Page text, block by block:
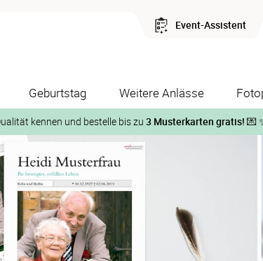
Event-Assistent
Geburtstag Weitere Anlässe
kennen und bestelle bis zu 3 Musterkarten gratis! 💌
Und so geht‘s:
3 Kartendesigns
auf der jeweiligen Produktseite und lasse Dir die Karten